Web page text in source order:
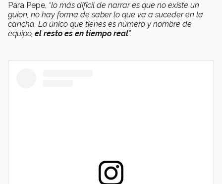
Para Pepe, “lo más difícil de narrar es que no existe un
guion, no hay forma de saber lo que va a suceder en la
cancha. Lo único que tienes es número y nombre de
equipo, el resto es en tiempo real”.